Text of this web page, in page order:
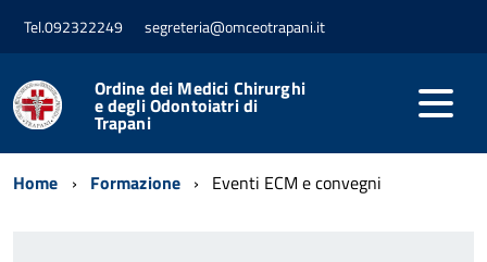
Tel.092322249 segreteria@omceotrapani.it
Ordine dei Medici Chirurghi
e degli Odontoiatri di
Trapani
Home Formazione Eventi ECM e convegni